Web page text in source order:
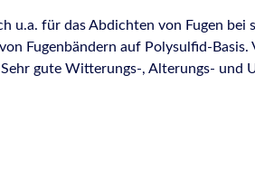
u.a. für das Abdichten von Fugen bei
Fugenbändern auf Polysulfid-